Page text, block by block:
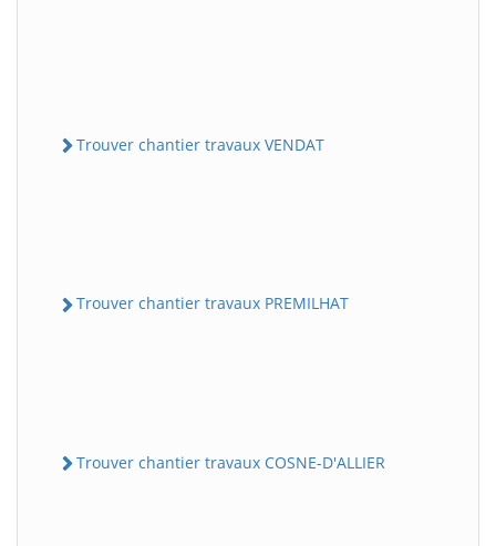
Trouver chantier travaux VENDAT
Trouver chantier travaux PREMILHAT
Trouver chantier travaux COSNE-D'ALLIER